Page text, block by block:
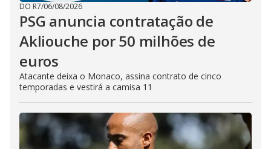
DO R7/06/08/2026
PSG anuncia contratação de
Akliouche por 50 milhões de
euros
Atacante deixa o Monaco, assina contrato de cinco
temporadas e vestirá a camisa 11